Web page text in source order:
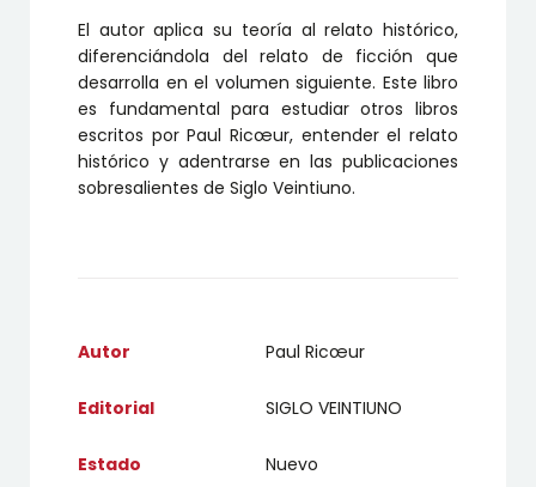
El autor aplica su teoría al relato histórico,
diferenciándola del relato de ficción que
desarrolla en el volumen siguiente. Este libro
es fundamental para estudiar otros libros
escritos por Paul Ricœur, entender el relato
histórico y adentrarse en las publicaciones
sobresalientes de Siglo Veintiuno.
Autor Paul Ricœur
Editorial SIGLO VEINTIUNO
Estado Nuevo